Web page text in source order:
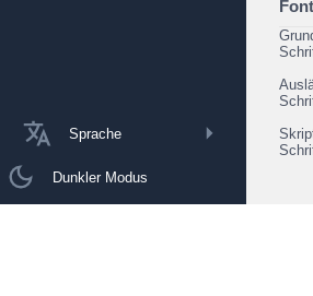
Sprache
Dunkler Modus